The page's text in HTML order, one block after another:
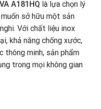
A181HQ là lựa chọn lý
sở hữu một sản
Với chất liệu inox
khả năng chống xước,
thông minh, sản phẩm
trong mọi không gian